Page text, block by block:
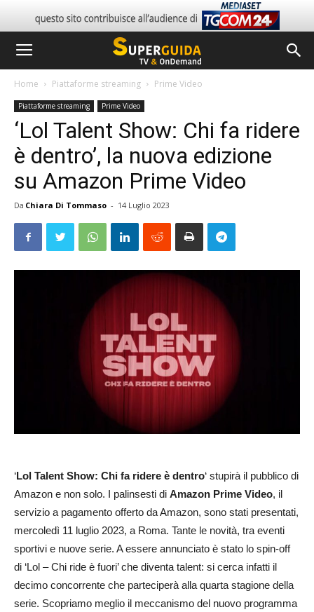
Home Piattaforme streaming Prime Video
Piattaforme streaming Prime Video
‘Lol Talent Show: Chi fa ridere
è dentro’, la nuova edizione
su Amazon Prime Video
Da Chiara Di Tommaso - 14 Luglio 2023
‘Lol Talent Show: Chi fa ridere è dentro‘ stupirà il pubblico di
Amazon e non solo. I palinsesti di Amazon Prime Video, il
servizio a pagamento offerto da Amazon, sono stati presentati,
mercoledì 11 luglio 2023, a Roma. Tante le novità, tra eventi
sportivi e nuove serie. A essere annunciato è stato lo spin-off
di ‘Lol – Chi ride è fuori’ che diventa talent: si cerca infatti il
decimo concorrente che parteciperà alla quarta stagione della
serie. Scopriamo meglio il meccanismo del nuovo programma